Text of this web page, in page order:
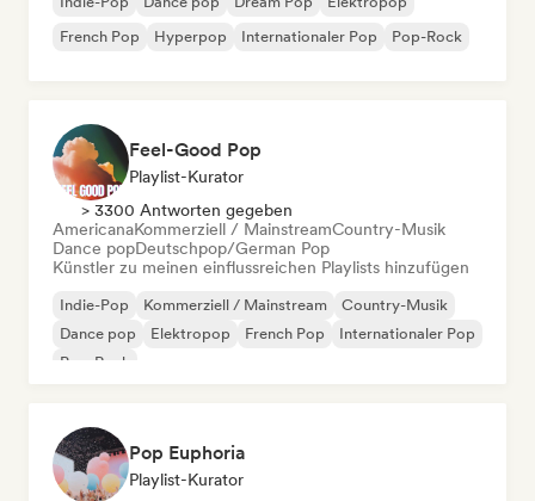
French Pop
Hyperpop Internationaler Pop Pop-Rock
Feel-Good Pop
Playlist-Kurator
> 3300 Antworten gegeben
AmericanaKommerziell / MainstreamCountry-Musik
Dance popDeutschpop/German Pop
Künstler zu meinen einflussreichen Playlists hinzufügen
Indie-Pop Kommerziell / Mainstream
Country-Musik
Dance pop
Elektropop French Pop
Internationaler Pop
Pop-Rock
Pop Euphoria
Playlist-Kurator